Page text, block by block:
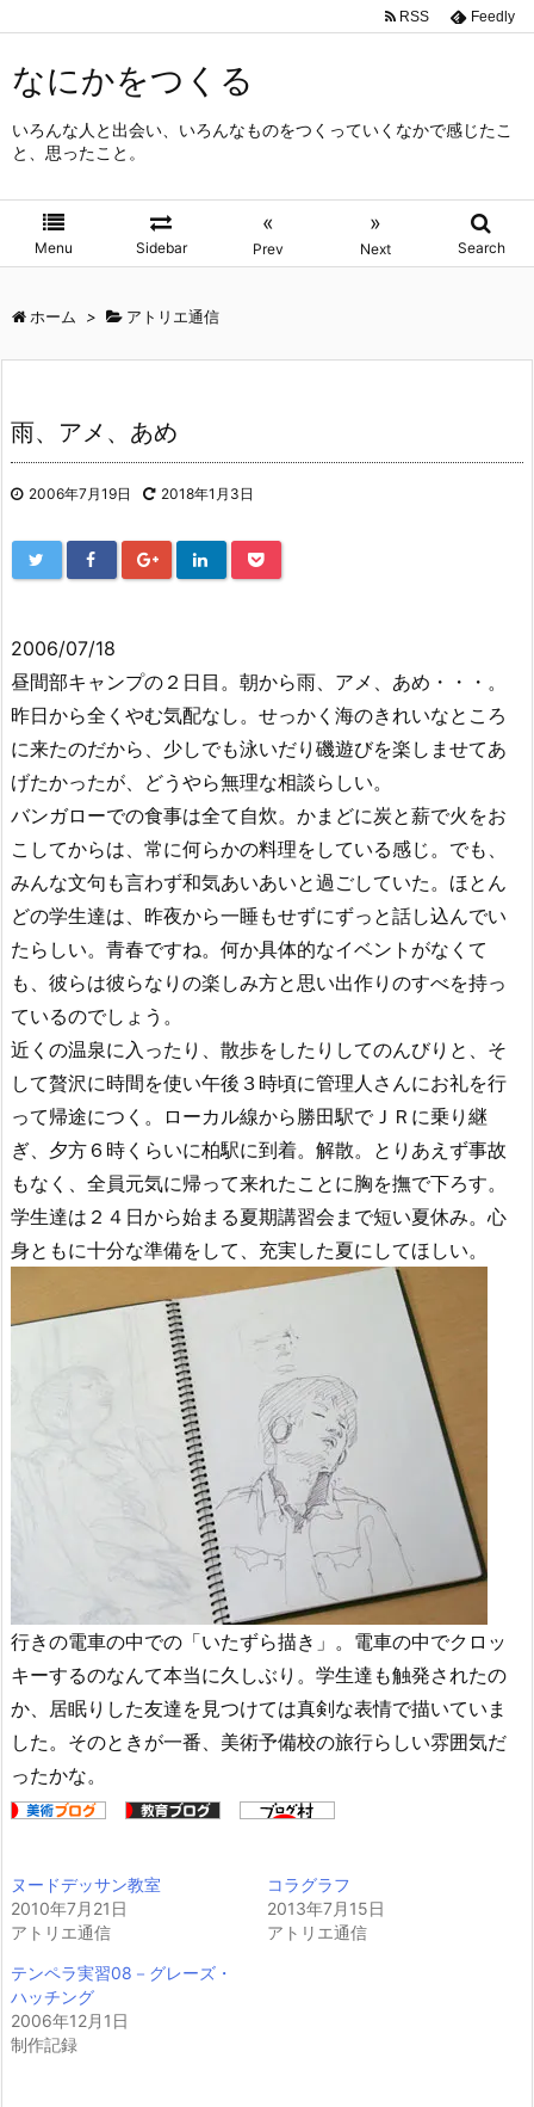
なにかをつくる
いろんな人と出会い、いろんなものをつくっていくなかで感じたこ
と、思ったこと。
Menu Sidebar
«
Prev
»
Next Search
RSS Feedly
ホーム > アトリエ通信
雨、アメ、あめ
2006年7月19日 2018年1月3日
2006/07/18
昼間部キャンプの２日目。朝から雨、アメ、あめ・・・。
昨日から全くやむ気配なし。せっかく海のきれいなところ
に来たのだから、少しでも泳いだり磯遊びを楽しませてあ
げたかったが、どうやら無理な相談らしい。
バンガローでの食事は全て自炊。かまどに炭と薪で火をお
こしてからは、常に何らかの料理をしている感じ。でも、
みんな文句も言わず和気あいあいと過ごしていた。ほとん
どの学生達は、昨夜から一睡もせずにずっと話し込んでい
たらしい。青春ですね。何か具体的なイベントがなくて
も、彼らは彼らなりの楽しみ方と思い出作りのすべを持っ
ているのでしょう。
近くの温泉に入ったり、散歩をしたりしてのんびりと、そ
して贅沢に時間を使い午後３時頃に管理人さんにお礼を行
って帰途につく。ローカル線から勝田駅でＪＲに乗り継
ぎ、夕方６時くらいに柏駅に到着。解散。とりあえず事故
もなく、全員元気に帰って来れたことに胸を撫で下ろす。
学生達は２４日から始まる夏期講習会まで短い夏休み。心
身ともに十分な準備をして、充実した夏にしてほしい。
行きの電車の中での「いたずら描き」。電車の中でクロッ
キーするのなんて本当に久しぶり。学生達も触発されたの
か、居眠りした友達を見つけては真剣な表情で描いていま
した。そのときが一番、美術予備校の旅行らしい雰囲気だ
ったかな。
ヌードデッサン教室
2010年7月21日
アトリエ通信
コラグラフ
2013年7月15日
アトリエ通信
テンペラ実習08－グレーズ・
ハッチング
2006年12月1日
制作記録